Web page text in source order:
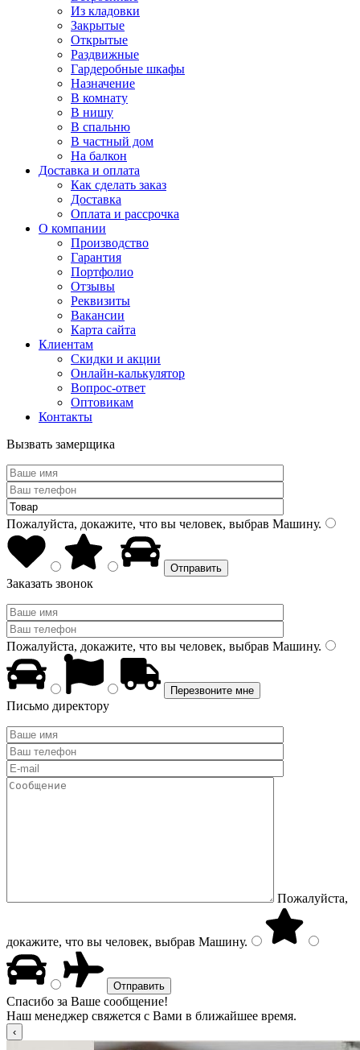
Из кладовки
Закрытые
Открытые
Раздвижные
Гардеробные шкафы
Назначение
В комнату
В нишу
В спальню
В частный дом
На балкон
Доставка и оплата
Как сделать заказ
Доставка
Оплата и рассрочка
О компании
Производство
Гарантия
Портфолио
Отзывы
Реквизиты
Вакансии
Карта сайта
Клиентам
Скидки и акции
Онлайн-калькулятор
Вопрос-ответ
Оптовикам
Контакты
Вызвать замерщика
Пожалуйста, докажите, что вы человек, выбрав Машину.
Заказать звонок
Пожалуйста, докажите, что вы человек, выбрав Машину.
Письмо директору
Пожалуйста,
докажите, что вы человек, выбрав Машину.
Спасибо за Ваше сообщение!
Наш менеджер свяжется с Вами в ближайшее время.